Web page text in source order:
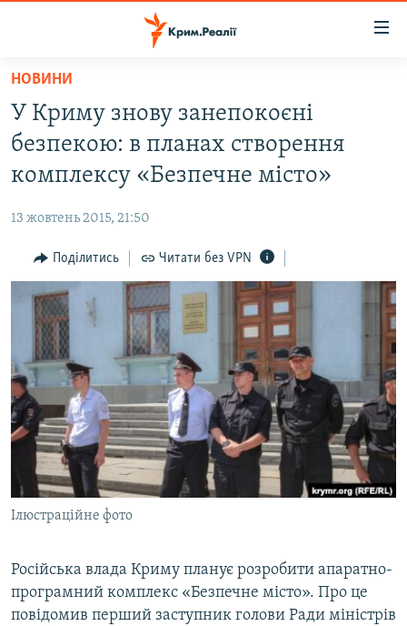
Перейти
основного
матеріалу
до
основної
Перейти
до
пошуку
ВОДА.КРИМ
БЛОГИ
ПОГЛЯД
ІНТЕРВ'Ю
ВСЕ ЗА ДЕНЬ
СПЕЦПРОЕКТИ
ДЕПОРТАЦІЯ
ВІДЕОУРОКИ «ELIFBE»
СВІДЧЕННЯ ОКУПАЦІЇ
УКРАЇНСЬКА ПРОБЛЕМА КРИМУ
ІНФОГРАФІКА
ЯК ОБІЙТИ БЛОКУВАННЯ
Русский
Qırımtatar
ДОЛУЧАЙСЯ!
Усі сайти RFE/RL
НОВИНИ
У Криму знову занепокоєні
безпекою: в планах створення
комплексу «Безпечне місто»
13 жовтень 2015, 21:50
Поділитись Читати без VPN
Ілюстраційне фото
Російська влада Криму планує розробити апаратно-
програмний комплекс «Безпечне місто». Про це
повідомив перший заступник голови Ради міністрів